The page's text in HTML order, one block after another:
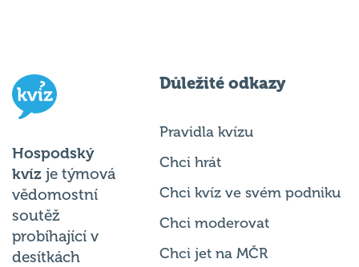
Hospodský
kvíz je týmová
vědomostní
soutěž
probíhající v
desítkách
Důležité odkazy
Pravidla kvízu
Chci hrát
Chci kvíz ve svém podniku
Chci moderovat
Chci jet na MČR